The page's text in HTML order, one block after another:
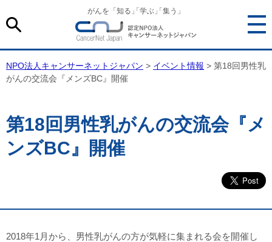
がんを「知る 「学ぶ 「集う」
NPO法人キャンサーネットジャパン > イベント情報 > 第18回男性乳
がんの交流会『メンズBC』開催
第18回男性乳がんの交流会『メ
ンズBC』開催
2018年1月から、男性乳がんの方が気軽に集まれる会を開催し